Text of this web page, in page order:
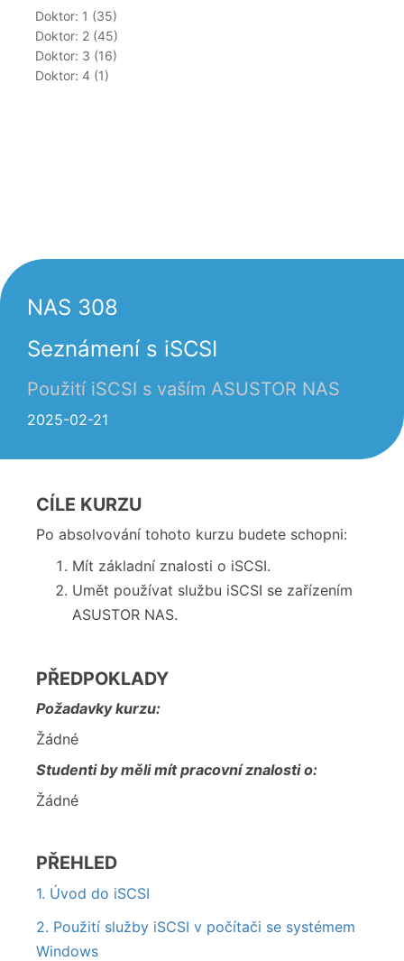
Doktor: 1 (35)
Doktor: 2 (45)
Doktor: 3 (16)
Doktor: 4 (1)
NAS 308
Seznámení s iSCSI
Použití iSCSI s vaším ASUSTOR NAS
2025-02-21
CÍLE KURZU
Po absolvování tohoto kurzu budete schopni:
Mít základní znalosti o iSCSI.
Umět používat službu iSCSI se zařízením
ASUSTOR NAS.
PŘEDPOKLADY
Požadavky kurzu:
Žádné
Studenti by měli mít pracovní znalosti o:
Žádné
PŘEHLED
1. Úvod do iSCSI
2. Použití služby iSCSI v počítači se systémem
Windows